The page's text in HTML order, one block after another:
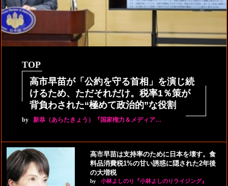
TOP
高市早苗が「公約を守る首相」を演じ続
けるため、ただそれだけ。税率1％策が
背負わされた“極めて政治的”な役割
by 新恭（あらたきょう）『国家権力＆メディア…
高市早苗は支持率のために日本を壊す。食
料品消費税1%の甘い誘惑に隠された2年後
の大増税
by 小林よしのり『小林よしのりライジング』